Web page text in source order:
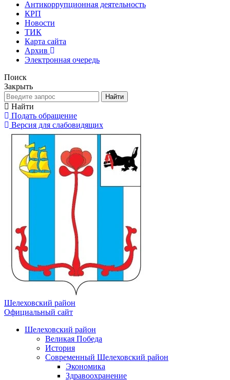
Антикоррупционная деятельность
КРП
Новости
ТИК
Карта сайта
Архив
Электронная очередь
Поиск
Закрыть
Найти
Найти
Подать обращение
Версия для слабовидящих
Шелеховский район
Официальный сайт
Шелеховский район
Великая Победа
История
Современный Шелеховский район
Экономика
Здравоохранение